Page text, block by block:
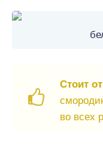
Стоит
во всех